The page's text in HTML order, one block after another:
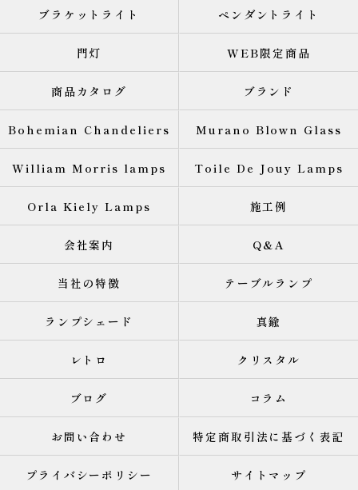
ブラケットライト ペンダントライト
門灯 WEB限定商品
商品カタログ ブランド
Bohemian Chandeliers Murano Blown Glass
William Morris lamps Toile De Jouy Lamps
Orla Kiely Lamps 施工例
会社案内 Q&A
当社の特徴 テーブルランプ
ランプシェード 真鍮
レトロ クリスタル
ブログ コラム
お問い合わせ 特定商取引法に基づく表記
プライバシーポリシー サイトマップ